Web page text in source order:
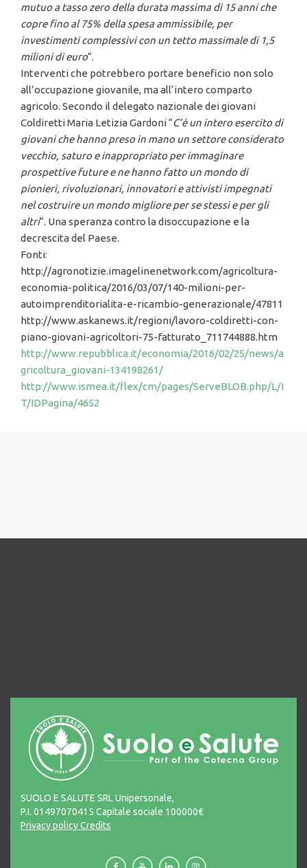
mutuo a tasso zero della durata massima di 15 anni che
copre fino al 75% della spesa ammissibile, per
investimenti complessivi con un tetto massimale di 1,5
milioni di euro“.
Interventi che potrebbero portare beneficio non solo
all’occupazione giovanile, ma all’intero comparto
agricolo. Secondo il delegato nazionale dei giovani
Coldiretti Maria Letizia Gardoni “C’è un intero esercito di
giovani che hanno preso in mano un settore considerato
vecchio, saturo e inappropriato per immaginare
prospettive future e ne hanno fatto un mondo di
pionieri, rivoluzionari, innovatori e attivisti impegnati
nel costruire un mondo migliore per se stessi e per gli
altri“. Una speranza contro la disoccupazione e la
decrescita del Paese.
Fonti:
http://agronotizie.imagelinenetwork.com/agricoltura-
economia-politica/2016/03/07/140-milioni-per-
autoimprenditorialita-e-ricambio-generazionale/47811
http://www.askanews.it/regioni/lavoro-coldiretti-con-
piano-giovani-agricoltori-75-fatturato_711744888.htm
http://www.repubblica.it/economia/2016/02/25/news/a
gricoltura_giovani-134198261/
http://www.ismea.it/flex/cm/pages/ServeBLOB.php/L/I
T/IDPagina/4652
SUOLO E SALUTE SRL Unipersonale,
P.I. 01497070415 Capitale sociale 100000€
Privacy policyCredits